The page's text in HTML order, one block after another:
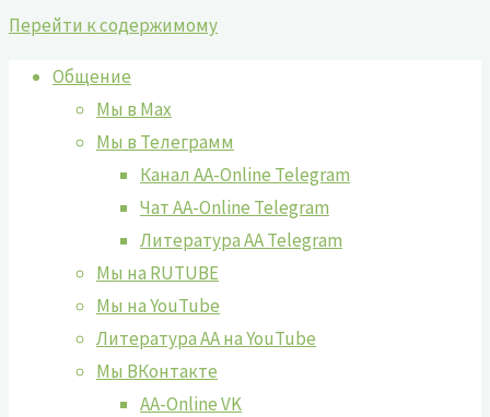
Перейти к содержимому
Общение
Мы в Max
Мы в Телеграмм
Канал AA-Online Telegram
Чат AA-Online Telegram
Литература АА Telegram
Мы на RUTUBE
Мы на YouTube
Литература АА на YouTube
Мы ВКонтакте
AA-Online VK